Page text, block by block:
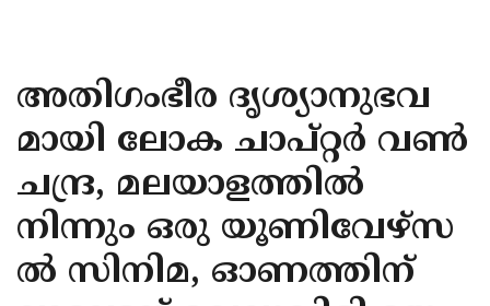
KANNUR
KASARAGOD
അതിഗംഭീര ദൃശ്യാനുഭവ
മായി ലോക ചാപ്റ്റര്‍ വണ്‍
ചന്ദ്ര, മലയാളത്തില്‍
നിന്നും ഒരു യൂണിവേഴ്‌സ
ല്‍ സിനിമ, ഓണത്തിന്